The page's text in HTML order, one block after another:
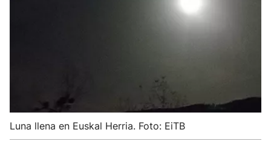
Luna llena en Euskal Herria. Foto: EiTB